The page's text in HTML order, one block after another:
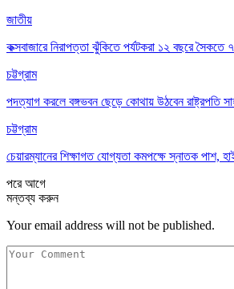
জাতীয়
কক্সবাজারে নিরাপত্তা ঝুঁকিতে পর্যটকরা ১২ বছরে
চট্টগ্রাম
পদত্যাগ করলে বঙ্গভবন ছেড়ে কোথায় উঠবেন রাষ্ট্রপতি
চট্টগ্রাম
চেয়ারম্যানের শিক্ষাগত যোগ্যতা কমপক্ষে স্নাতক পাশ,
পরেআগে
মন্তব্য করুন
Your email address will not be published.